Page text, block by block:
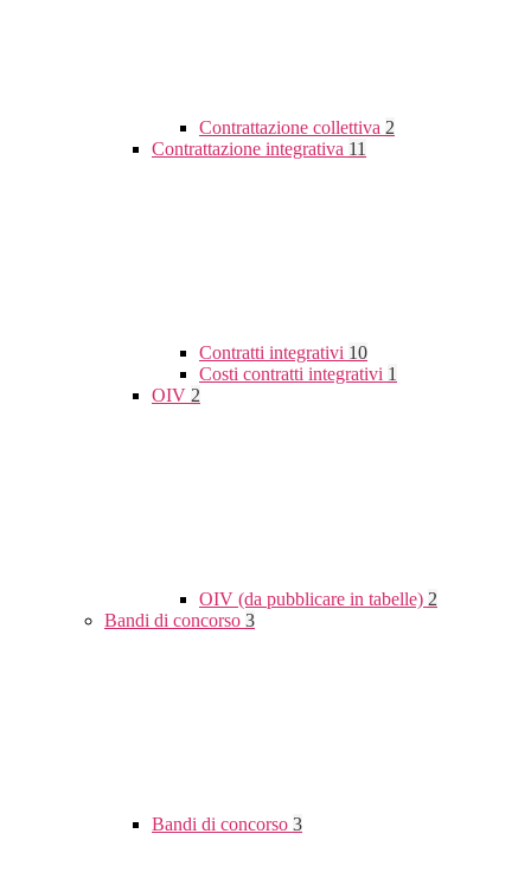
Contrattazione collettiva 2
Contrattazione integrativa 11
Contratti integrativi 10
Costi contratti integrativi 1
OIV 2
OIV (da pubblicare in tabelle) 2
Bandi di concorso 3
Bandi di concorso 3